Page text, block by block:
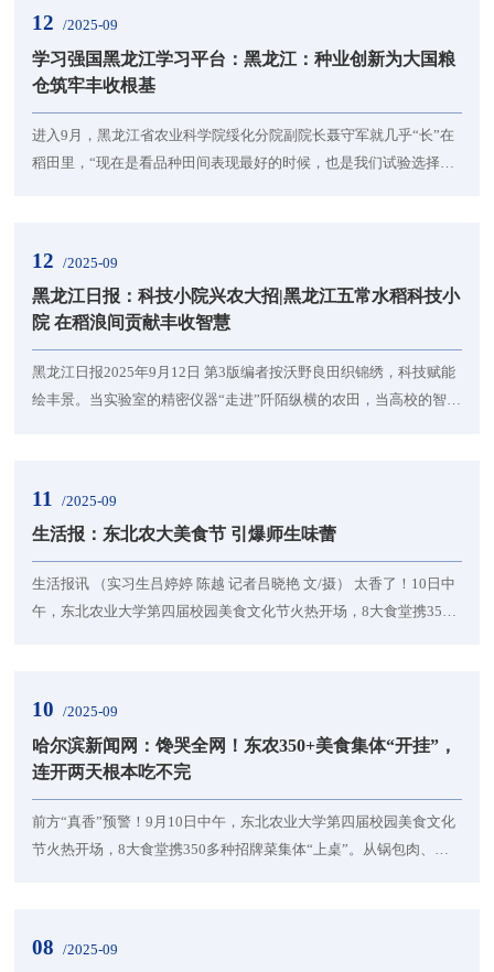
上写下了一个了不起的故事。短短几分钟做了一个重要...
12 /2025-09
学习强国黑龙江学习平台：黑龙江：种业创新为大国粮
仓筑牢丰收根基
进入9月，黑龙江省农业科学院绥化分院副院长聂守军就几乎“长”在
稻田里，“现在是看品种田间表现最好的时候，也是我们试验选择新
学表型园区忙碌，“植物表型组学研究是农业科技创新的重要方向之
一。”胡振帮形象地说，“植物表型平台实时...
12 /2025-09
黑龙江日报：科技小院兴农大招|黑龙江五常水稻科技小
院 在稻浪间贡献丰收智慧
黑龙江日报2025年9月12日 第3版编者按沃野良田织锦绣，科技赋能
绘丰景。当实验室的精密仪器“走进”阡陌纵横的农田，当高校的智慧
高校科学研究的阵地、服务“三农”的高地、培育农业科技人才的基
地。即日起，本报推出“科技小院兴农...
11 /2025-09
生活报：东北农大美食节 引爆师生味蕾
生活报讯 （实习生吕婷婷 陈越 记者吕晓艳 文/摄） 太香了！10日中
午，东北农业大学第四届校园美食文化节火热开场，8大食堂携350
度调查结果重磅出炉，在关乎学子们“舌尖上...
10 /2025-09
哈尔滨新闻网：馋哭全网！东农350+美食集体“开挂”，
连开两天根本吃不完
前方“真香”预警！9月10日中午，东北农业大学第四届校园美食文化
节火热开场，8大食堂携350多种招牌菜集体“上桌”。从锅包肉、烤
08 /2025-09